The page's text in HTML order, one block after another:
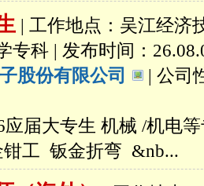
| 工作地点：吴江经济
专科 | 发布时间：
股份有限公司
| 公司
应届大专生 机械 /机电
钳工 钣金折弯 &nb...